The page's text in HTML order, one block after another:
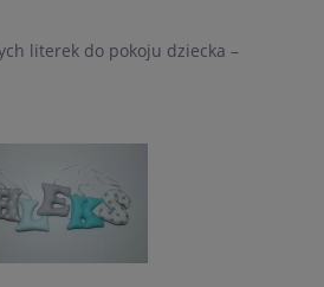
literek do pokoju dziecka –